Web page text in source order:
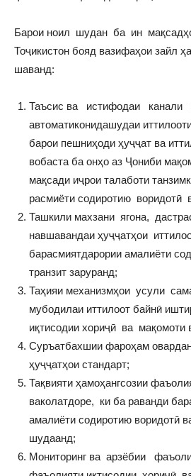
Барои ноил шудан ба ин
Тоҷикистон бояд вазифаҳои зайл
шаванд:
Таъсис ва истифодаи канали
автоматиконидашудаи
барои пешниҳоди ҳуҷҷат ва
вобаста ба онҳо аз Ҷониби
мақсади иҷрои талаботи
расмиёти содиротию воридотӣ
Ташкили махзани ягона,
навшавандаи ҳуҷҷатҳои
барасмиятдарории амалиёти
транзит заруранд;
Таҳияи механизмҳои усули
мубодилаи иттилоот байнӣ
иқтисодии хориҷӣ ва мақомоти
Суръатбахшии фароҳам
ҳуҷҷатҳои стандарт;
Тақвияти ҳамоҳангсозии
ваколатдоре, ки ба раванди
амалиёти содиротию воридотӣ
шудаанд;
Мониторинг ва арзёбии